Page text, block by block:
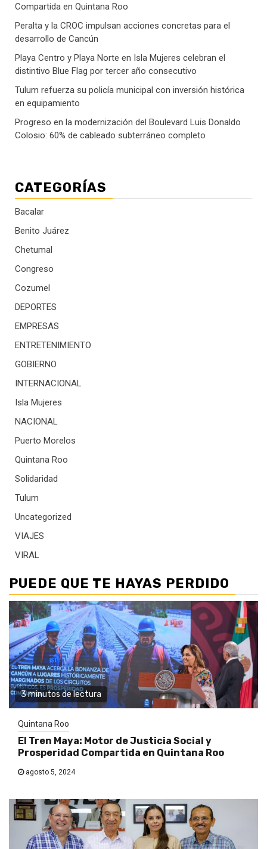
Compartida en Quintana Roo
Peralta y la CROC impulsan acciones concretas para el
desarrollo de Cancún
Playa Centro y Playa Norte en Isla Mujeres celebran el
distintivo Blue Flag por tercer año consecutivo
Tulum refuerza su policía municipal con inversión histórica
en equipamiento
Progreso en la modernización del Boulevard Luis Donaldo
Colosio: 60% de cableado subterráneo completo
CATEGORÍAS
Bacalar
Benito Juárez
Chetumal
Congreso
Cozumel
DEPORTES
EMPRESAS
ENTRETENIMIENTO
GOBIERNO
INTERNACIONAL
Isla Mujeres
NACIONAL
Puerto Morelos
Quintana Roo
Solidaridad
Tulum
Uncategorized
VIAJES
VIRAL
PUEDE QUE TE HAYAS PERDIDO
3 minutos de lectura
Quintana Roo
El Tren Maya: Motor de Justicia Social y
Prosperidad Compartida en Quintana Roo
agosto 5, 2024